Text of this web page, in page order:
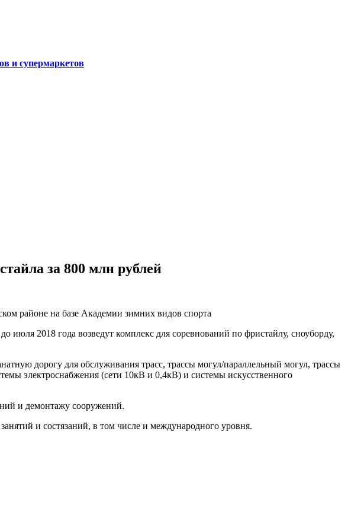
и супермаркетов
за 800 млн рублей
районе на базе Академии зимних видов спорта
июля 2018 года возведут комплекс для соревнований по фристайлу, сноуборду,
дорогу для обслуживания трасс, трассы могул/параллельный могул, трассы
электроснабжения (сети 10кВ и 0,4кВ) и системы искусственного
и демонтажу сооружений.
и состязаний, в том числе и международного уровня.